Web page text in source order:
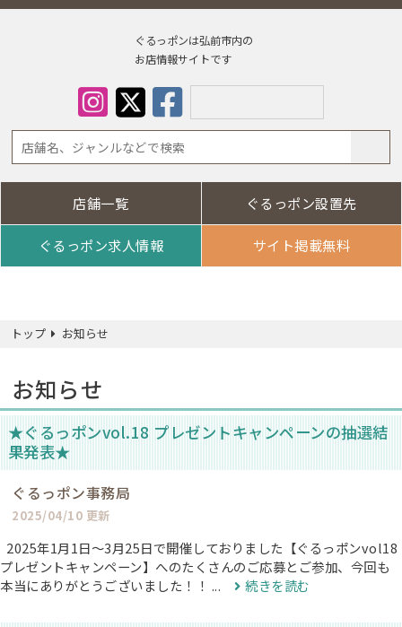
ぐるっポンは弘前市内の
お店情報サイトです
Select
店舗一覧 ぐるっポン設置先
ぐるっポン求人情報 サイト掲載無料
トップ お知らせ
お知らせ
★ぐるっポンvol.18 プレゼントキャンペーンの抽選結
果発表★
ぐるっポン事務局
2025/04/10 更新
2025年1月1日〜3月25日で開催しておりました【ぐるっポンvol18
プレゼントキャンペーン】へのたくさんのご応募とご参加、今回も
本当にありがとうございました！！ ...
続きを読む